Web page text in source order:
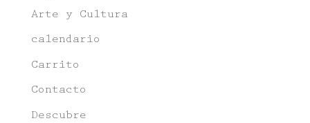
Arte y Cultura
calendario
Carrito
Contacto
Descubre